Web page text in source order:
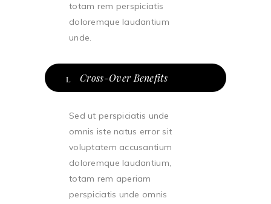
totam rem perspiciatis
doloremque laudantium
unde.
Cross-Over Benefits
Sed ut perspiciatis unde
omnis iste natus error sit
voluptatem accusantium
doloremque laudantium,
totam rem aperiam
perspiciatis unde omnis